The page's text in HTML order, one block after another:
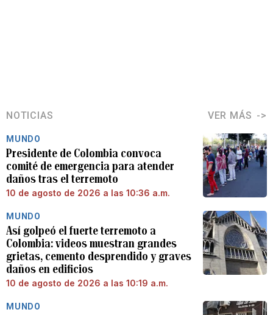
NOTICIAS VER MÁS
MUNDO
Presidente de Colombia convoca
comité de emergencia para atender
daños tras el terremoto
10 de agosto de 2026 a las 10:36 a.m.
MUNDO
Así golpeó el fuerte terremoto a
Colombia: videos muestran grandes
grietas, cemento desprendido y graves
daños en edificios
10 de agosto de 2026 a las 10:19 a.m.
MUNDO